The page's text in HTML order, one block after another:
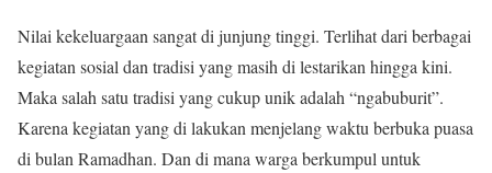
Nilai kekeluargaan sangat di junjung tinggi. Terlihat dari berbagai
kegiatan sosial dan tradisi yang masih di lestarikan hingga kini.
Maka salah satu tradisi yang cukup unik adalah “ngabuburit”.
Karena kegiatan yang di lakukan menjelang waktu berbuka puasa
di bulan Ramadhan. Dan di mana warga berkumpul untuk